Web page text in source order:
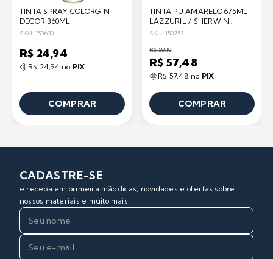
TINTA SPRAY COLORGIN
DECOR 360ML
SKU: 150630
R$ 24,94
R$ 24,94 no PIX
COMPRAR
TINTA PU AMARELO 675ML
LAZZURIL / SHERWIN
WILLIAMS
SKU: 150753
R$ 58,10
R$ 57,48
R$ 57,48 no PIX
COMPRAR
CADASTRE-SE
e receba em primeira mão dicas, novidades e ofertas sobre
nossos materiais e muito mais!